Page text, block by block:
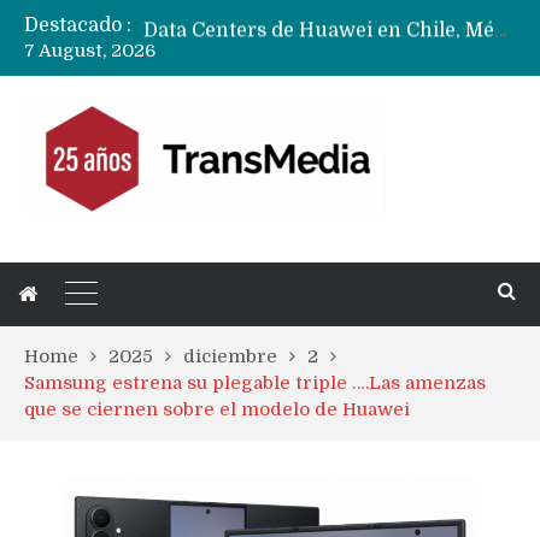
Destacado :
7 August, 2026
Home 2025 diciembre
2
Samsung estrena su plegable triple ….Las amenzas
que se ciernen sobre el modelo de Huawei